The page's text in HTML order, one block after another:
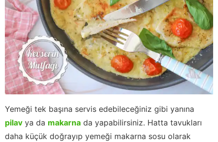
Yemeği tek başına servis edebileceğiniz gibi yanına
pilav ya da makarna da yapabilirsiniz. Hatta tavukları
daha küçük doğrayıp yemeği makarna sosu olarak